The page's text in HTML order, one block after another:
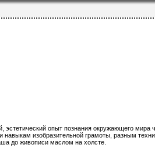
эстетический опыт познания окружающего мира
изобразительной грамоты, разным
до живописи маслом на холсте.